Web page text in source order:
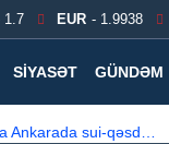
1.7 EUR - 1.9938
SIYASƏT GÜNDƏM